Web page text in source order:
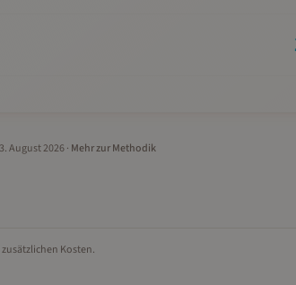
3. August 2026· Mehr zur Methodik
Kosten.